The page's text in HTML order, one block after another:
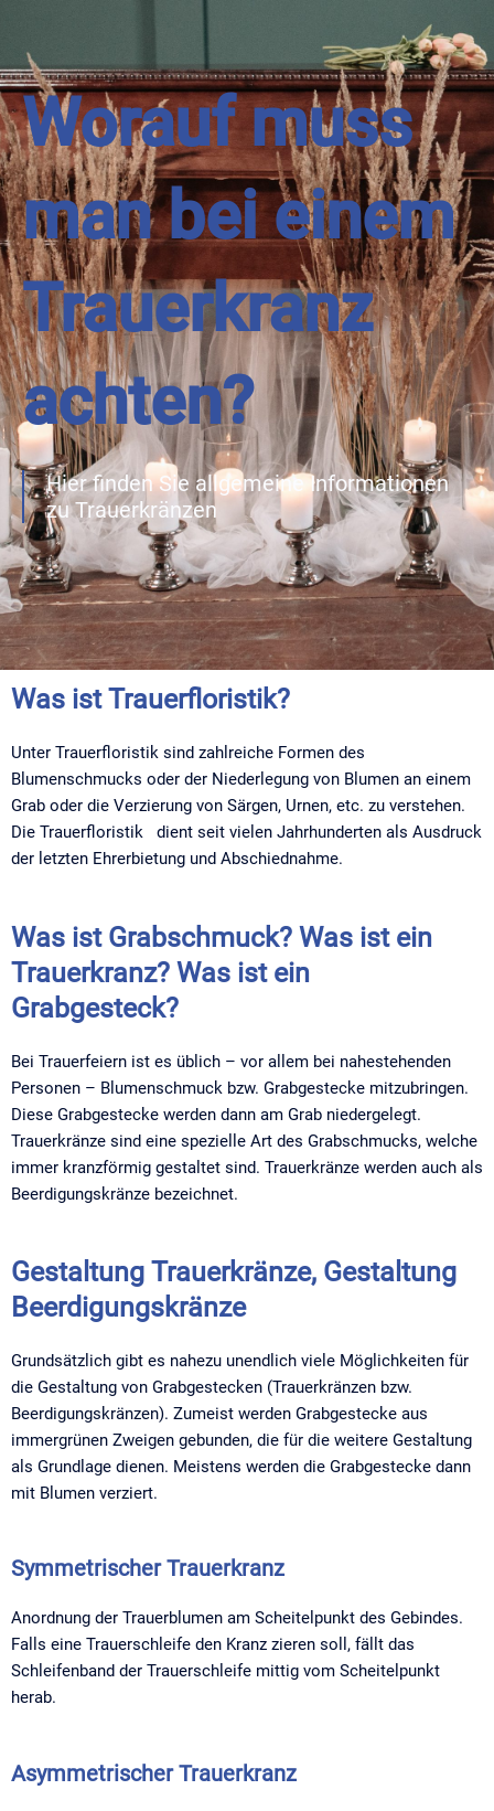
Worauf muss
man bei einem
Trauerkranz
achten?
Hier finden Sie allgemeine Informationen
zu Trauerkränzen
Was ist Trauerfloristik?
Unter Trauerfloristik sind zahlreiche Formen des
Blumenschmucks oder der Niederlegung von Blumen an einem
Grab oder die Verzierung von Särgen, Urnen, etc. zu verstehen.
Die Trauerfloristik dient seit vielen Jahrhunderten als Ausdruck
der letzten Ehrerbietung und Abschiednahme.
Was ist Grabschmuck? Was ist ein
Trauerkranz? Was ist ein
Grabgesteck?
Bei Trauerfeiern ist es üblich – vor allem bei nahestehenden
Personen – Blumenschmuck bzw. Grabgestecke mitzubringen.
Diese Grabgestecke werden dann am Grab niedergelegt.
Trauerkränze sind eine spezielle Art des Grabschmucks, welche
immer kranzförmig gestaltet sind. Trauerkränze werden auch als
Beerdigungskränze bezeichnet.
Gestaltung Trauerkränze, Gestaltung
Beerdigungskränze
Grundsätzlich gibt es nahezu unendlich viele Möglichkeiten für
die Gestaltung von Grabgestecken (Trauerkränzen bzw.
Beerdigungskränzen). Zumeist werden Grabgestecke aus
immergrünen Zweigen gebunden, die für die weitere Gestaltung
als Grundlage dienen. Meistens werden die Grabgestecke dann
mit Blumen verziert.
Symmetrischer Trauerkranz
Anordnung der Trauerblumen am Scheitelpunkt des Gebindes.
Falls eine Trauerschleife den Kranz zieren soll, fällt das
Schleifenband der Trauerschleife mittig vom Scheitelpunkt
herab.
Asymmetrischer Trauerkranz